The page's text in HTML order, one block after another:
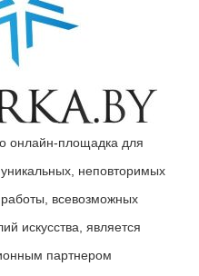
онлайн-площадка для
неповторимых
всевозможных
искусства , является
партнером